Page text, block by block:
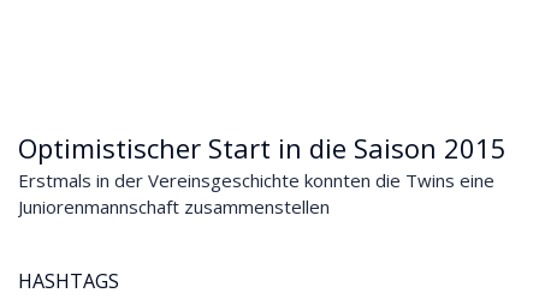
Optimistischer Start in die Saison 2015
Erstmals in der Vereinsgeschichte konnten die Twins eine
Juniorenmannschaft zusammenstellen
HASHTAGS